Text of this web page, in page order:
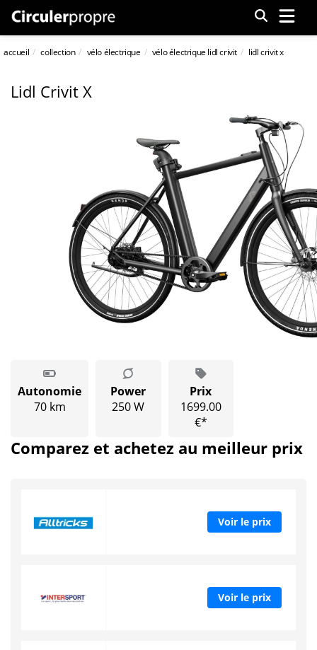
Menu
accueil collection vélo électrique vélo électrique lidl crivit lidl crivit x
Lidl Crivit X
Autonomie
70 km
Power
250 W
Prix
1699.00
€*
Comparez et achetez au meilleur prix
Voir le prix
Voir le prix